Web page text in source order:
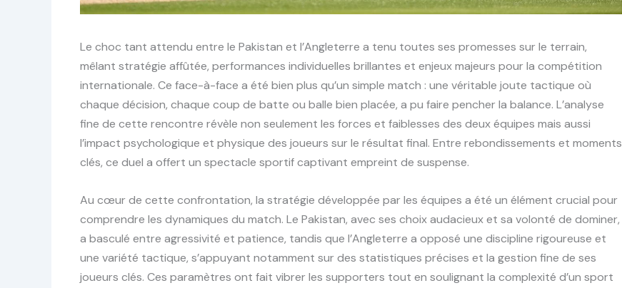
Le choc tant attendu entre le Pakistan et l’Angleterre a tenu toutes ses promesses sur le terrain,
mêlant stratégie affûtée, performances individuelles brillantes et enjeux majeurs pour la compétition
internationale. Ce face-à-face a été bien plus qu’un simple match : une véritable joute tactique où
chaque décision, chaque coup de batte ou balle bien placée, a pu faire pencher la balance. L’analyse
fine de cette rencontre révèle non seulement les forces et faiblesses des deux équipes mais aussi
l’impact psychologique et physique des joueurs sur le résultat final. Entre rebondissements et moments
clés, ce duel a offert un spectacle sportif captivant empreint de suspense.
Au cœur de cette confrontation, la stratégie développée par les équipes a été un élément crucial pour
comprendre les dynamiques du match. Le Pakistan, avec ses choix audacieux et sa volonté de dominer,
a basculé entre agressivité et patience, tandis que l’Angleterre a opposé une discipline rigoureuse et
une variété tactique, s’appuyant notamment sur des statistiques précises et la gestion fine de ses
joueurs clés. Ces paramètres ont fait vibrer les supporters tout en soulignant la complexité d’un sport